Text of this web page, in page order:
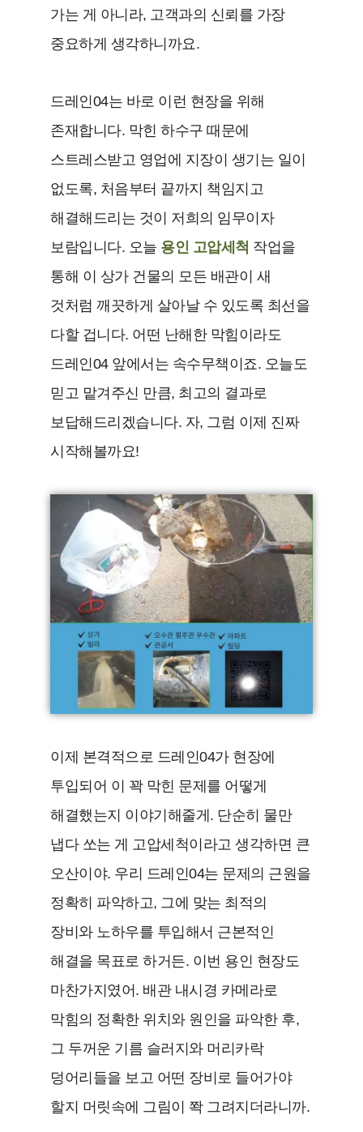
가는 게 아니라, 고객과의 신뢰를 가장
중요하게 생각하니까요.
드레인04는 바로 이런 현장을 위해
존재합니다. 막힌 하수구 때문에
스트레스받고 영업에 지장이 생기는 일이
없도록, 처음부터 끝까지 책임지고
해결해드리는 것이 저희의 임무이자
보람입니다. 오늘 용인 고압세척 작업을
통해 이 상가 건물의 모든 배관이 새
것처럼 깨끗하게 살아날 수 있도록 최선을
다할 겁니다. 어떤 난해한 막힘이라도
드레인04 앞에서는 속수무책이죠. 오늘도
믿고 맡겨주신 만큼, 최고의 결과로
보답해드리겠습니다. 자, 그럼 이제 진짜
시작해볼까요!
이제 본격적으로 드레인04가 현장에
투입되어 이 꽉 막힌 문제를 어떻게
해결했는지 이야기해줄게. 단순히 물만
냅다 쏘는 게 고압세척이라고 생각하면 큰
오산이야. 우리 드레인04는 문제의 근원을
정확히 파악하고, 그에 맞는 최적의
장비와 노하우를 투입해서 근본적인
해결을 목표로 하거든. 이번 용인 현장도
마찬가지였어. 배관 내시경 카메라로
막힘의 정확한 위치와 원인을 파악한 후,
그 두꺼운 기름 슬러지와 머리카락
덩어리들을 보고 어떤 장비로 들어가야
할지 머릿속에 그림이 쫙 그려지더라니까.